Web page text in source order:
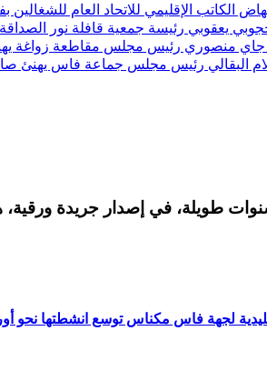
الكاتب الإقليمي للاتحاد العام
يعقوبي رئيسة جمعية قافلة نور
جاي منصوري رئيس مجلس مقاطعة زواغة
البقالي رئيس مجلس جماعة فاس يهنئ
طويلة، في إصدار جريدة
لجهة فاس مكناس توسع انشطتها نحو